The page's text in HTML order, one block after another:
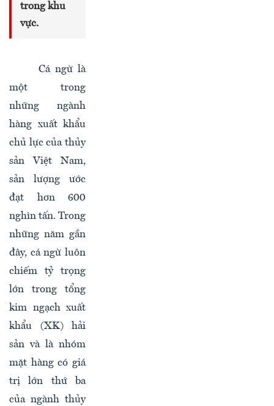
trong khu
vực.
Cá ngừ là
một trong
những ngành
hàng xuất khẩu
chủ lực của thủy
sản Việt Nam,
sản lượng ước
đạt hơn 600
nghìn tấn. Trong
những năm gần
đây, cá ngừ luôn
chiếm tỷ trọng
lớn trong tổng
kim ngạch xuất
khẩu (XK) hải
sản và là nhóm
mặt hàng có giá
trị lớn thứ ba
của ngành thủy